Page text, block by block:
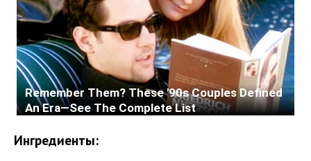
Ингредиенты: